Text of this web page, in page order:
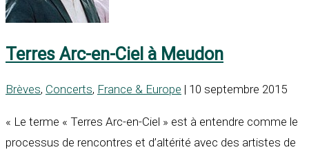
Terres Arc-en-Ciel à Meudon
Brèves, Concerts, France & Europe | 10 septembre 2015
« Le terme « Terres Arc-en-Ciel » est à entendre comme le
processus de rencontres et d’altérité avec des artistes de